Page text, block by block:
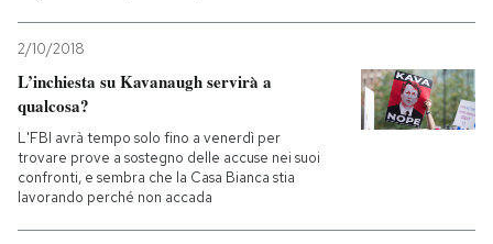
2/10/2018
L’inchiesta su Kavanaugh servirà a
qualcosa?
L'FBI avrà tempo solo fino a venerdì per
trovare prove a sostegno delle accuse nei suoi
confronti, e sembra che la Casa Bianca stia
lavorando perché non accada